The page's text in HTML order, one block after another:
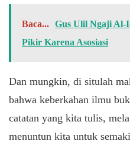
Baca... Gus Ulil Ngaji Al-
Pikir Karena Asosiasi
Dan mungkin, di situlah
bahwa keberkahan ilmu
catatan yang kita tulis,
menuntun kita untuk